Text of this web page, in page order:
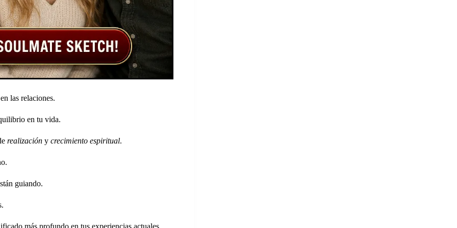
las relaciones.
en tu vida.
realización y crecimiento espiritual.
guiando.
más profundo en tus experiencias actuales.